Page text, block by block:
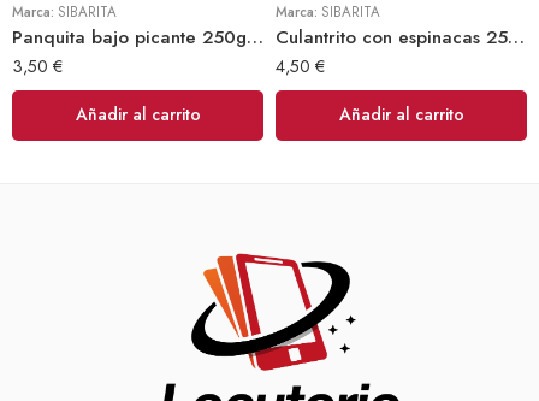
Marca: SIBARITA
Panquita bajo picante 250gr (Sibarita)
3,50 €
Añadir al carrito
Marca: SIBARITA
Culantrito con espinacas 250gr Doy Pack (Sibarita)
4,50 €
Añadir al carrito